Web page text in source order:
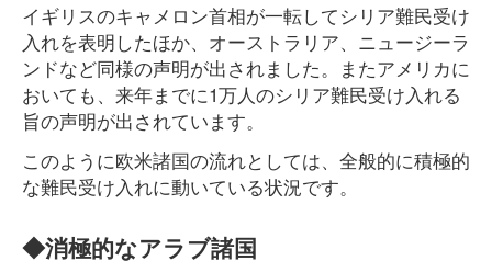
イギリスのキャメロン首相が一転してシリア難民受け
入れを表明したほか、オーストラリア、ニュージーラ
ンドなど同様の声明が出されました。またアメリカに
おいても、来年までに1万人のシリア難民受け入れる
旨の声明が出されています。
このように欧米諸国の流れとしては、全般的に積極的
な難民受け入れに動いている状況です。
◆消極的なアラブ諸国